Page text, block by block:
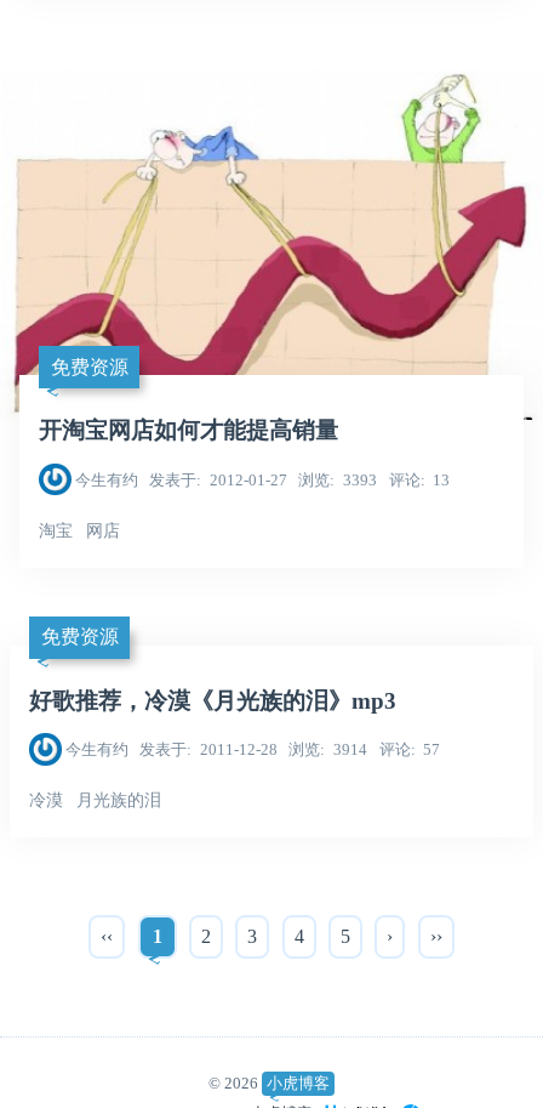
免费资源
开淘宝网店如何才能提高销量
今生有约 发表于 2012-01-27 浏览 3393 评论 13
淘宝 网店
免费资源
好歌推荐，冷漠《月光族的泪》mp3
今生有约 发表于 2011-12-28 浏览 3914 评论 57
冷漠 月光族的泪
‹‹ 1 2 3 4 5 › ››
© 2026 小虎博客